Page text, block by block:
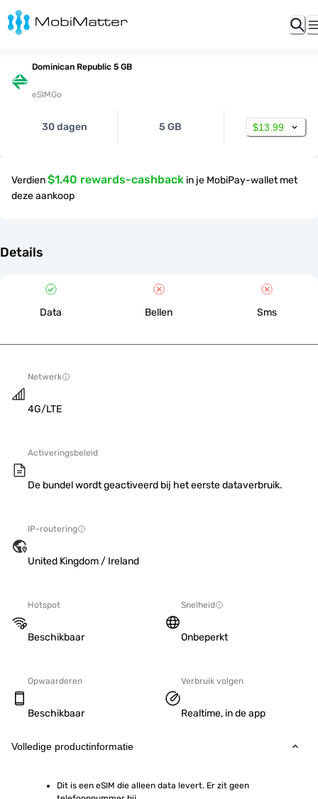
Dominican Republic 5 GB
eSIMGo
30 dagen 5 GB $13.99
Verdien$1.40 rewards-cashback in je MobiPay-wallet met
deze aankoop
Details
Data Bellen Sms
Netwerk
4G/LTE
Activeringsbeleid
De bundel wordt geactiveerd bij het eerste dataverbruik.
IP-routering
United Kingdom / Ireland
Hotspot
Beschikbaar
Snelheid
Onbeperkt
Opwaarderen
Beschikbaar
Verbruik volgen
Realtime, in de app
Volledige productinformatie
Dit is een eSIM die alleen data levert. Er zit geen